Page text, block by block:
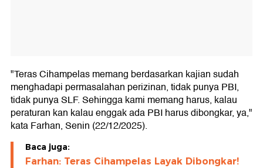
"Teras Cihampelas memang berdasarkan kajian sudah
menghadapi permasalahan perizinan, tidak punya PBI,
tidak punya SLF. Sehingga kami memang harus, kalau
peraturan kan kalau enggak ada PBI harus dibongkar, ya,"
kata Farhan, Senin (22/12/2025).
Baca juga:
Farhan: Teras Cihampelas Layak Dibongkar!